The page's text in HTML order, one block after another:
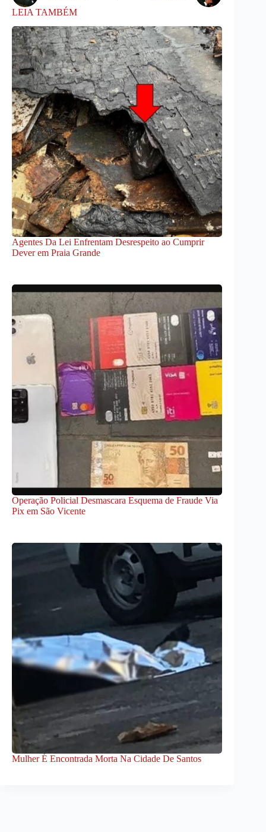
LEIA TAMBÉM
Agentes Da Lei Enfrentam Desrespeito ao Cumprir
Dever em Praia Grande
Operação Policial Desmascara Esquema de Fraude Via
Pix em São Vicente
Mulher É Encontrada Morta Na Cidade De Santos